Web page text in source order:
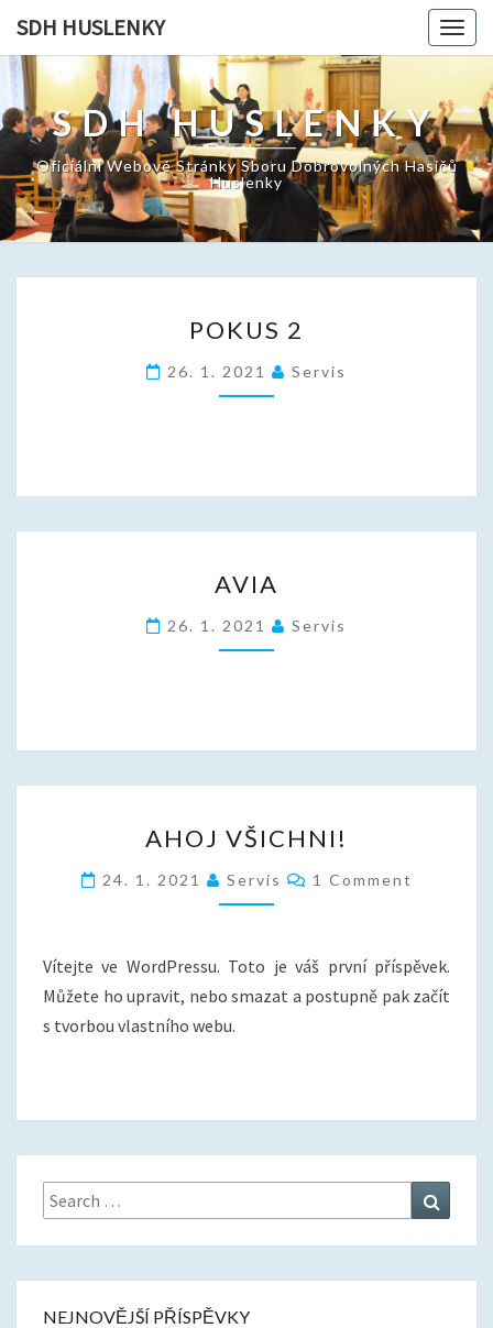
SDH HUSLENKY
SDH HUSLENKY
Oficiální Webové Stránky Sboru Dobrovolných Hasičů
Huslenky
O
U
S
POKUS 2
26. 1. 2021 Servis
V
A
AVIA
26. 1. 2021 Servis
H
J
V
I
H
AHOJ VŠICHNI!
24. 1. 2021 Servis
C
O
N
T
S
1 Comment
Vítejte ve WordPressu. Toto je váš první příspěvek.
Můžete ho upravit, nebo smazat a postupně pak začít
s tvorbou vlastního webu.
Search
for:
NEJNOVĚJŠÍ PŘÍSPĚVKY